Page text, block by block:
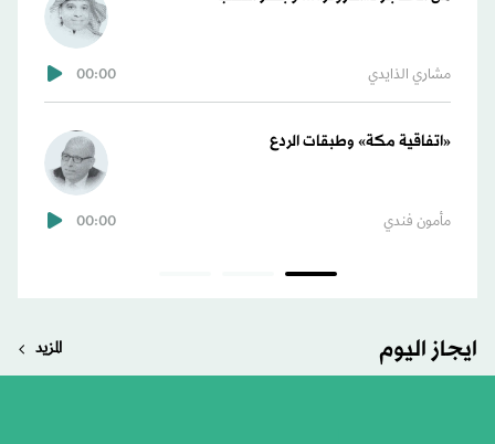
مشاري الذايدي 00:00
«اتفاقية مكة» وطبقات الردع
مأمون فندي 00:00
ايجاز اليوم المزيد